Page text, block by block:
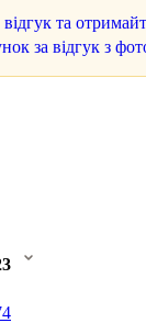
та
за відгук з